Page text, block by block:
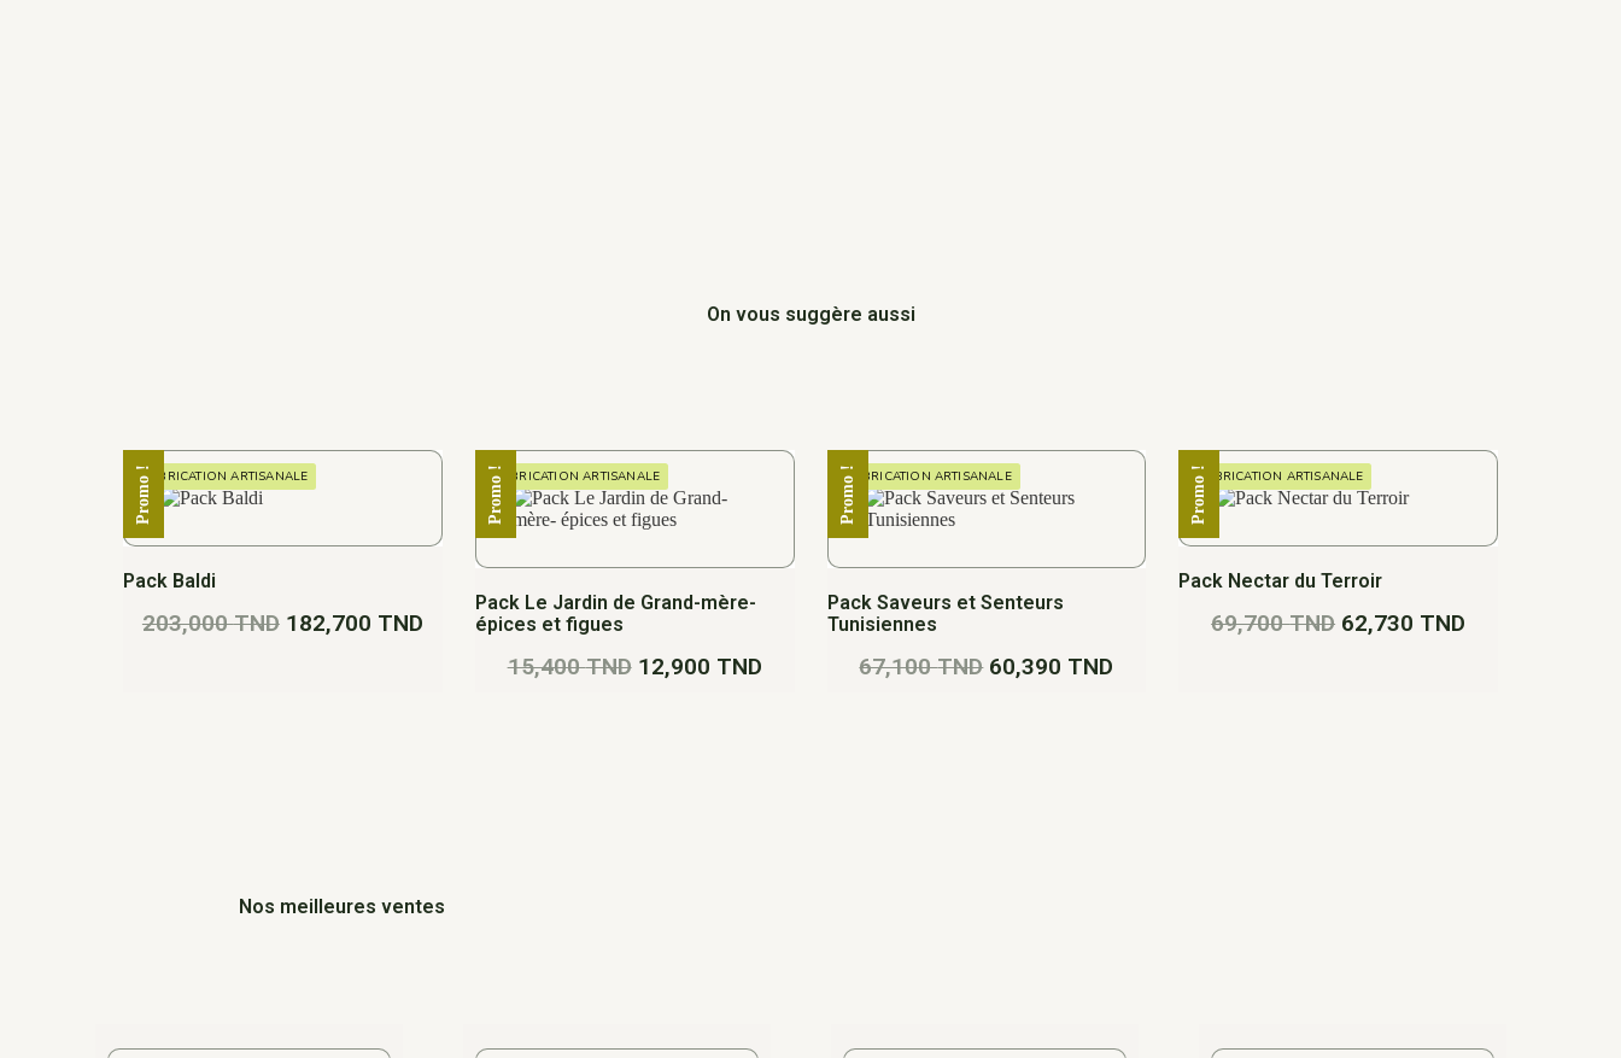
On vous suggère aussi
Promo !FABRICATION ARTISANALE
Pack Baldi
203,000TND 182,700 TND
Promo !FABRICATION ARTISANALE
Pack Le Jardin de Grand-mère-
épices et figues
15,400TND 12,900 TND
Promo !FABRICATION ARTISANALE
Pack Saveurs et Senteurs
Tunisiennes
67,100TND 60,390 TND
Promo !FABRICATION ARTISANALE
Pack Nectar du Terroir
69,700TND 62,730 TND
Nos meilleures ventes